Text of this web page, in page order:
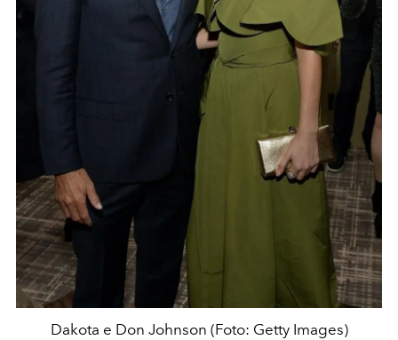
Dakota e Don Johnson (Foto: Getty Images)